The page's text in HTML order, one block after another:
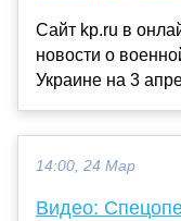
Сайт kp.ru в
новости о
Украине на 3
14:00, 24 Мар
Видео: